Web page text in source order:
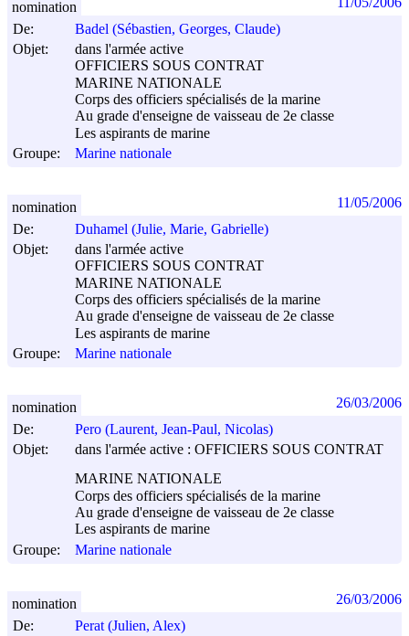
De:
Badel (Sébastien, Georges, Claude)
Objet:
dans l'armée active
OFFICIERS SOUS CONTRAT
MARINE NATIONALE
Corps des officiers spécialisés de la marine
Au grade d'enseigne de vaisseau de 2e classe
Les aspirants de marine
Groupe:
Marine nationale
nomination
De:
Duhamel (Julie, Marie, Gabrielle)
Objet:
dans l'armée active
OFFICIERS SOUS CONTRAT
MARINE NATIONALE
Corps des officiers spécialisés de la marine
Au grade d'enseigne de vaisseau de 2e classe
Les aspirants de marine
Groupe:
Marine nationale
nomination 11/05/2006
De:
Pero (Laurent, Jean-Paul, Nicolas)
Objet:
dans l'armée active : OFFICIERS SOUS CONTRAT
MARINE NATIONALE
Corps des officiers spécialisés de la marine
Au grade d'enseigne de vaisseau de 2e classe
Les aspirants de marine
Groupe:
Marine nationale
nomination 26/03/2006
De:
Perat (Julien, Alex)
nomination 26/03/2006